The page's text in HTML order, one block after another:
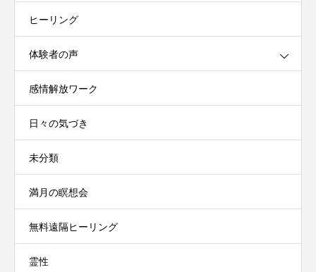
ヒーリング
体験者の声
感情解放ワーク
日々の気づき
未分類
満月の瞑想会
無料遠隔ヒーリング
霊性